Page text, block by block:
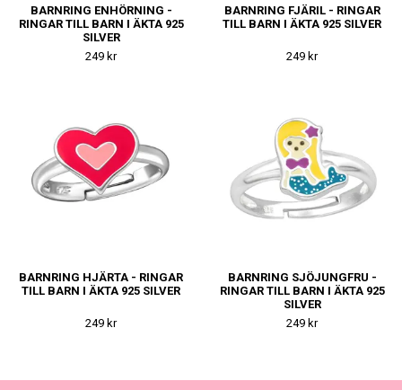
BARNRING ENHÖRNING -
RINGAR TILL BARN I ÄKTA 925
SILVER
249 kr
BARNRING FJÄRIL - RINGAR
TILL BARN I ÄKTA 925 SILVER
249 kr
BARNRING HJÄRTA - RINGAR
TILL BARN I ÄKTA 925 SILVER
249 kr
BARNRING SJÖJUNGFRU -
RINGAR TILL BARN I ÄKTA 925
SILVER
249 kr